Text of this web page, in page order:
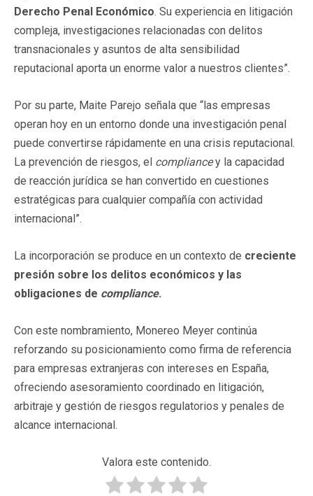
Derecho Penal Económico. Su experiencia en litigación
compleja, investigaciones relacionadas con delitos
transnacionales y asuntos de alta sensibilidad
reputacional aporta un enorme valor a nuestros clientes”.
Por su parte, Maite Parejo señala que “las empresas
operan hoy en un entorno donde una investigación penal
puede convertirse rápidamente en una crisis reputacional.
La prevención de riesgos, el compliancey la capacidad
de reacción jurídica se han convertido en cuestiones
estratégicas para cualquier compañía con actividad
internacional”.
La incorporación se produce en un contexto de creciente
presión sobre los delitos económicos y las
obligaciones de compliance.
Con este nombramiento, Monereo Meyer continúa
reforzando su posicionamiento como firma de referencia
para empresas extranjeras con intereses en España,
ofreciendo asesoramiento coordinado en litigación,
arbitraje y gestión de riesgos regulatorios y penales de
alcance internacional.
Valora este contenido.